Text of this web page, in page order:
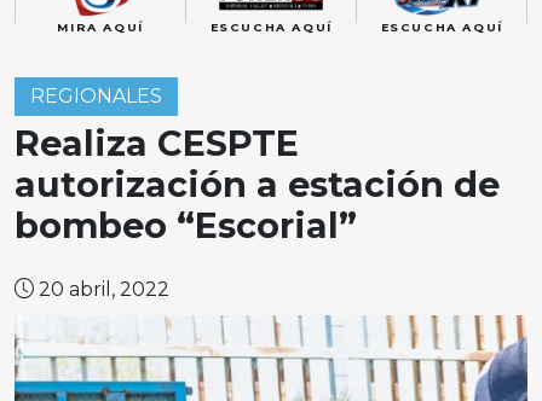
MIRA AQUÍ ESCUCHA AQUÍ ESCUCHA AQUÍ
REGIONALES
Realiza CESPTE
autorización a estación de
bombeo “Escorial”
20 abril, 2022